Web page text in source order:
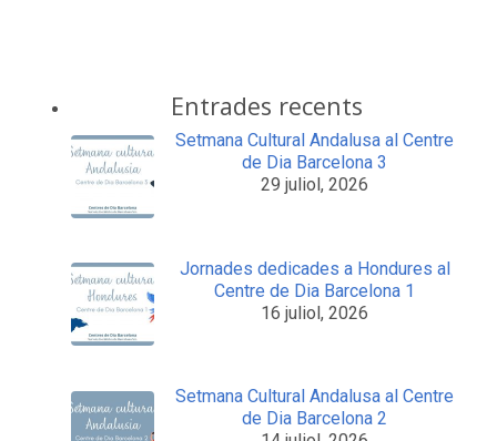
Entrades recents
Setmana Cultural Andalusa al Centre
de Dia Barcelona 3
29 juliol, 2026
Jornades dedicades a Hondures al
Centre de Dia Barcelona 1
16 juliol, 2026
Setmana Cultural Andalusa al Centre
de Dia Barcelona 2